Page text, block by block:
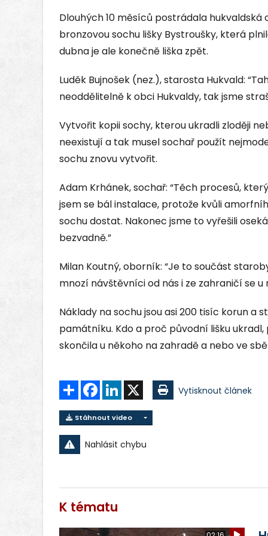
Dlouhých 10 měsíců postrádala
bronzovou sochu lišky Bystroušky, která
dubna je ale konečně liška zpět.
Luděk Bujnošek (nez.), starosta Hukvald:
neoddělitelně k obci Hukvaldy, tak jsme
Vytvořit kopii sochy, kterou ukradli zloději
neexistují a tak musel sochař použít
sochu znovu vytvořit.
Adam Krhánek, sochař: “Těch procesů,
jsem se bál instalace, protože kvůli
sochu dostat. Nakonec jsme to vyřešili
bezvadně.”
Milan Koutný, oborník: “Je to součást
mnozí návštěvníci od nás i ze zahraničí se u
Náklady na sochu jsou asi 200 tisíc korun a
památníku. Kdo a proč původní lišku
skončila u někoho na zahradě a nebo ve
Sdílet FacebookLinkedIn Vytisknout článek
Stáhnout video
Nahlásit chybu
K tématu